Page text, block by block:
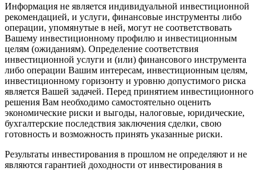
Информация не является индивидуальной инвестиционной
рекомендацией, и услуги, финансовые инструменты либо
операции, упомянутые в ней, могут не соответствовать
Вашему инвестиционному профилю и инвестиционным
целям (ожиданиям). Определение соответствия
инвестиционной услуги и (или) финансового инструмента
либо операции Вашим интересам, инвестиционным целям,
инвестиционному горизонту и уровню допустимого риска
является Вашей задачей. Перед принятием инвестиционного
решения Вам необходимо самостоятельно оценить
экономические риски и выгоды, налоговые, юридические,
бухгалтерские последствия заключения сделки, свою
готовность и возможность принять указанные риски.
Результаты инвестирования в прошлом не определяют и не
являются гарантией доходности от инвестирования в